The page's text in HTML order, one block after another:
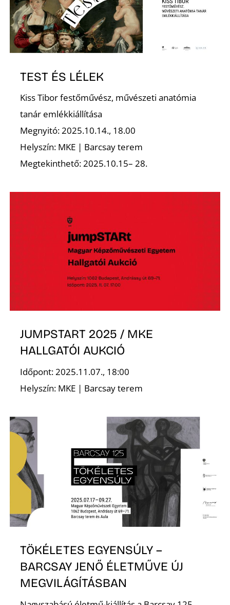
TEST ÉS LÉLEK
Kiss Tibor festőművész, művészeti anatómia
tanár emlékkiállítása
Megnyitó: 2025.10.14., 18.00
Helyszín: MKE | Barcsay terem
Megtekinthető: 2025.10.15– 28.
JUMPSTART 2025 / MKE
HALLGATÓI AUKCIÓ
Időpont: 2025.11.07., 18:00
Helyszín: MKE | Barcsay terem
TÖKÉLETES EGYENSÚLY –
BARCSAY JENŐ ÉLETMŰVE ÚJ
MEGVILÁGÍTÁSBAN